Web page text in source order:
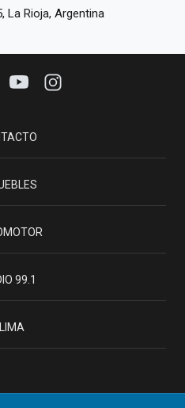
La Rioja, Argentina
99.1